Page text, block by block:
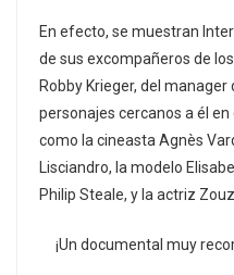
En efecto, se muestran
de sus excompañeros de
Robby Krieger, del manager
personajes cercanos a él
como la cineasta Agnès
Lisciandro, la modelo
Philip Steale, y la actriz
¡Un documental muy